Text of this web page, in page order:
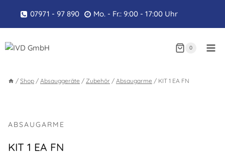
springen
07971 - 97 890 Mo. - Fr.: 9:00 - 17:00 Uhr
0
/ Shop / Absauggeräte / Zubehör / Absaugarme / KIT 1 EA FN
ABSAUGARME
KIT 1 EA FN